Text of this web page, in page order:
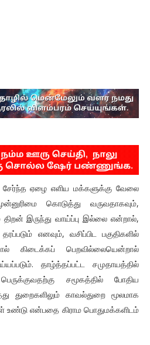
ஏழை எளிய மக்களுக்கு வேலை
கொடுத்து வருவதாகவும்,
இருந்து வாய்ப்பு இல்லை என்றால்,
எனவும், வசிப்பிட பகுதிகளில்
கிடைக்கப் பெறவில்லையென்றால்
தாழ்த்தப்பட்ட சமுதாயத்தில்
சமூகத்தில் போதிய
துறைகளிலும் காவல்துறை மூலமாக
உண்டு என்பதை கிராம பொதுமக்களிடம்